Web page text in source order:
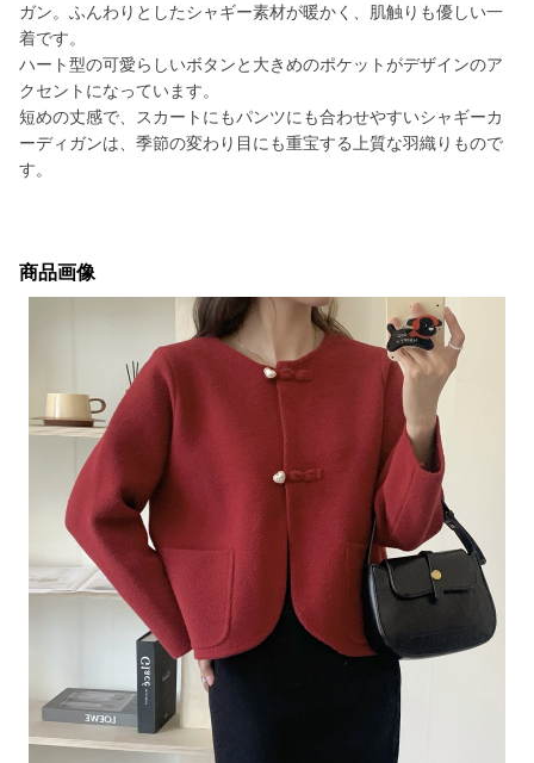
ガン。ふんわりとしたシャギー素材が暖かく、肌触りも優しい一
着です。
ハート型の可愛らしいボタンと大きめのポケットがデザインのア
クセントになっています。
短めの丈感で、スカートにもパンツにも合わせやすいシャギーカ
ーディガンは、季節の変わり目にも重宝する上質な羽織りもので
す。
商品画像